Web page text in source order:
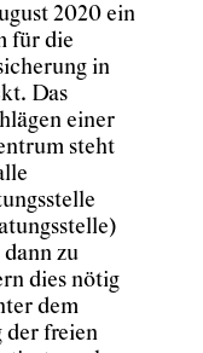
2020 ein
für die
in
Das
einer
steht
zu
dies nötig
dem
der freien